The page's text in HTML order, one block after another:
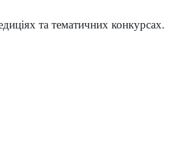
та тематичних конкурсах.